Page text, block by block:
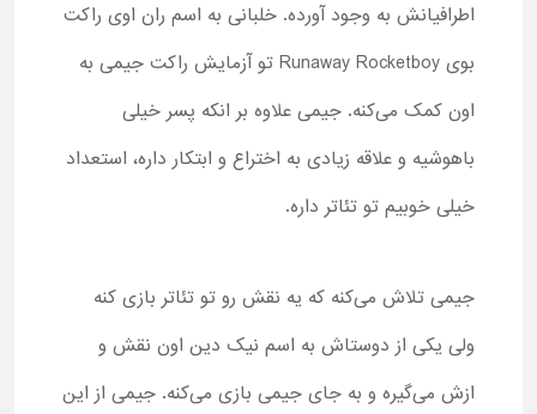
اطرافیانش به وجود آورده. خلبانی به اسم ران اوی راکت
بوی Runaway Rocketboy تو آزمایش راکت جیمی به
اون کمک می‌کنه. جیمی علاوه بر انکه پسر خیلی
باهوشیه و علاقه زیادی به اختراع و ابتکار داره، استعداد
خیلی خوبیم تو تئاتر داره.
جیمی تلاش می‌کنه که یه نقش رو تو تئاتر بازی کنه
ولی یکی از دوستاش به اسم نیک دین اون نقش و
ازش می‌گیره و به جای جیمی بازی می‌کنه. جیمی از این